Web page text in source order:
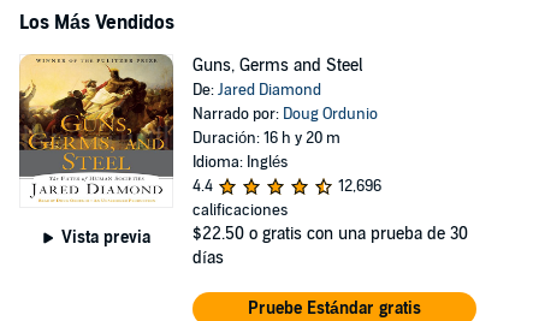
Los Más Vendidos
Vista previa
Guns, Germs and Steel
De:Jared Diamond
Narrado por: Doug Ordunio
Duración: 16 h y 20 m
Idioma: Inglés
4.4
12,696
calificaciones
$22.50 o gratis con una prueba de 30
días
Pruebe Estándar gratis